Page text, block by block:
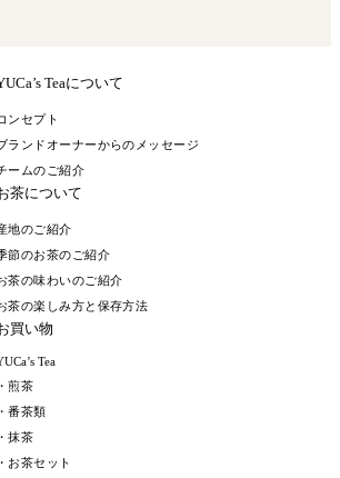
Teaについて
ンセプト
ランドオーナーからのメッセージ
ームのご紹介
茶について
地のご紹介
節のお茶のご紹介
茶の味わいのご紹介
茶の楽しみ方と保存方法
買い物
Tea
・煎茶
・番茶類
・抹茶
・お茶セット